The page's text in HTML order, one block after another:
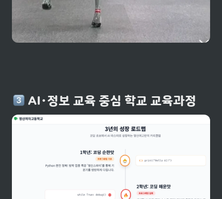
AI・정보 교육 중심 학교 교육과정